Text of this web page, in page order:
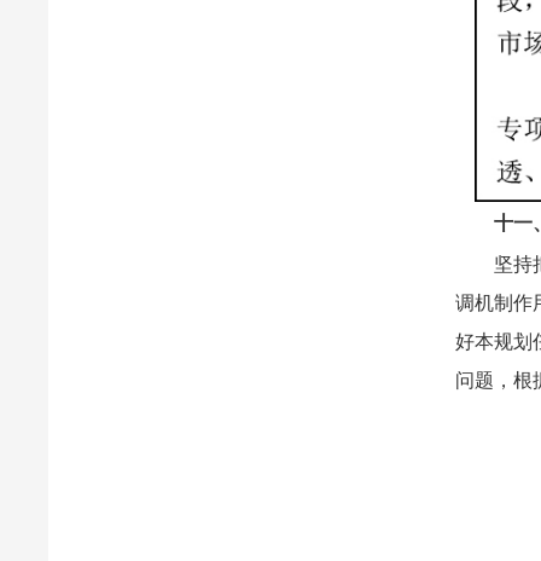
十一
坚持
调机制作
好本规划
问题，根